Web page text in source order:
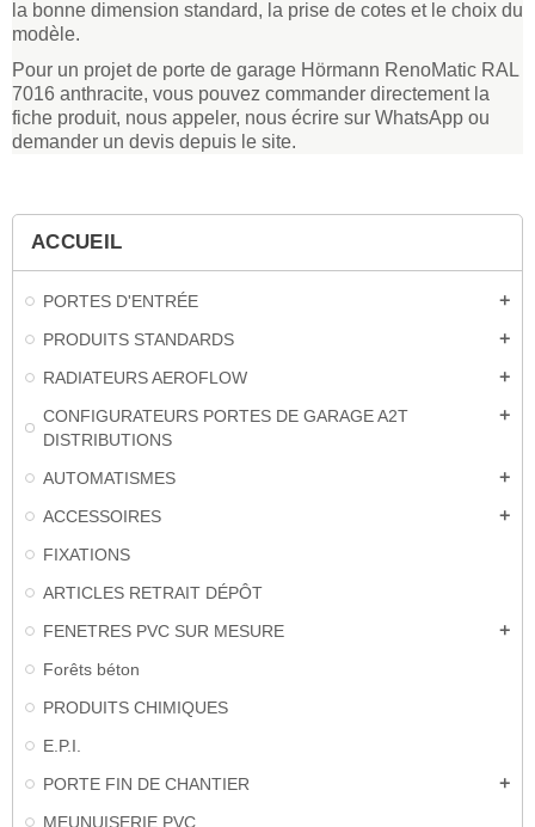
ACCUEIL
PORTES D'ENTRÉE add
PRODUITS STANDARDS add
RADIATEURS AEROFLOW add
CONFIGURATEURS PORTES DE GARAGE A2T
DISTRIBUTIONS
add
AUTOMATISMES add
ACCESSOIRES add
FIXATIONS
ARTICLES RETRAIT DÉPÔT
FENETRES PVC SUR MESURE
add
Forêts béton
PRODUITS CHIMIQUES
E.P.I.
PORTE FIN DE CHANTIER
add
MEUNUISERIE PVC
la bonne dimension standard, la prise de cotes et le choix du
modèle.
Pour un projet de porte de garage Hörmann RenoMatic RAL
7016 anthracite, vous pouvez commander directement la
fiche produit, nous appeler, nous écrire sur WhatsApp ou
demander un devis depuis le site.